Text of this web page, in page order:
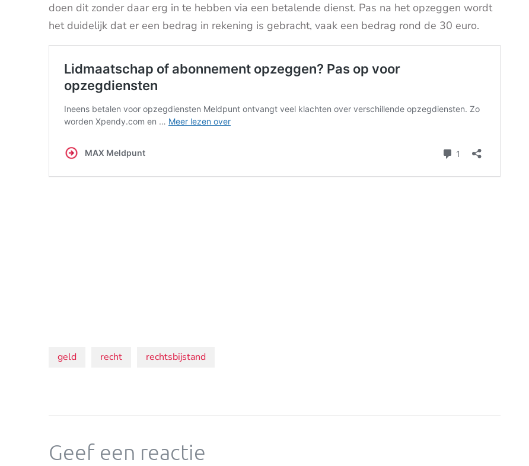
doen dit zonder daar erg in te hebben via een betalende dienst. Pas na het opzeggen wordt
het duidelijk dat er een bedrag in rekening is gebracht, vaak een bedrag rond de 30 euro.
Onderwerpen:
geld recht rechtsbijstand
Geef een reactie